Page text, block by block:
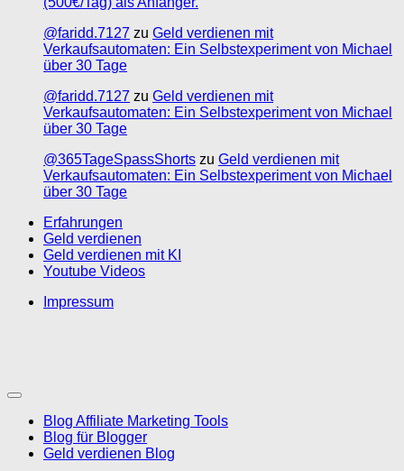
@faridd.7127 zu Geld verdienen mit
Verkaufsautomaten: Ein Selbstexperiment von Michael
über 30 Tage
@faridd.7127 zu Geld verdienen mit
Verkaufsautomaten: Ein Selbstexperiment von Michael
über 30 Tage
@365TageSpassShorts zu Geld verdienen mit
Verkaufsautomaten: Ein Selbstexperiment von Michael
über 30 Tage
Erfahrungen
Geld verdienen
Geld verdienen mit KI
Youtube Videos
Impressum
Blog Affiliate Marketing Tools
Blog für Blogger
Geld verdienen Blog